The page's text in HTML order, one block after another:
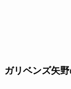
ガリベンズ矢